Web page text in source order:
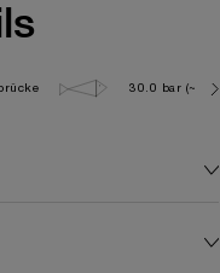
30.0 bar